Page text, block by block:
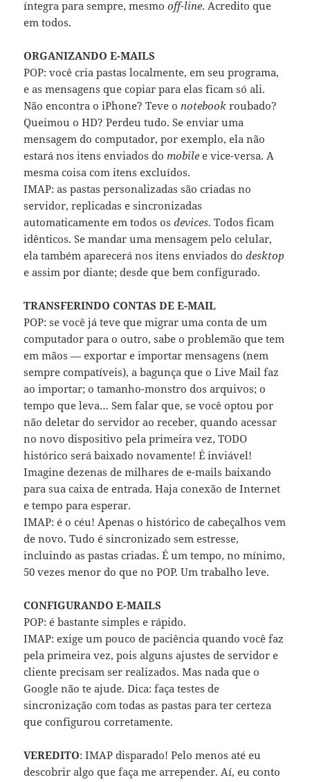
íntegra para sempre, mesmooff-line. Acredito que
em todos.
ORGANIZANDO E-MAILS
POP: você cria pastas localmente, em seu programa,
e as mensagens que copiar para elas ficam só ali.
Não encontra o iPhone? Teve onotebook roubado?
Queimou o HD? Perdeu tudo. Se enviar uma
mensagem do computador, por exemplo, ela não
estará nos itens enviados domobile e vice-versa. A
mesma coisa com itens excluídos.
IMAP: as pastas personalizadas são criadas no
servidor, replicadas e sincronizadas
automaticamente em todos osdevices. Todos ficam
idênticos. Se mandar uma mensagem pelo celular,
ela também aparecerá nos itens enviados dodesktop
e assim por diante; desde que bem configurado.
TRANSFERINDO CONTAS DE E-MAIL
POP: se você já teve que migrar uma conta de um
computador para o outro, sabe o problemão que tem
em mãos — exportar e importar mensagens (nem
sempre compatíveis), a bagunça que o Live Mail faz
ao importar; o tamanho-monstro dos arquivos; o
tempo que leva… Sem falar que, se você optou por
não deletar do servidor ao receber, quando acessar
no novo dispositivo pela primeira vez, TODO
histórico será baixado novamente! É inviável!
Imagine dezenas de milhares de e-mails baixando
para sua caixa de entrada. Haja conexão de Internet
e tempo para esperar.
IMAP: é o céu! Apenas o histórico de cabeçalhos vem
de novo. Tudo é sincronizado sem estresse,
incluindo as pastas criadas. É um tempo, no mínimo,
50 vezes menor do que no POP. Um trabalho leve.
CONFIGURANDO E-MAILS
POP: é bastante simples e rápido.
IMAP: exige um pouco de paciência quando você faz
pela primeira vez, pois alguns ajustes de servidor e
cliente precisam ser realizados. Mas nada que o
Google não te ajude. Dica: faça testes de
sincronização com todas as pastas para ter certeza
que configurou corretamente.
VEREDITO: IMAP disparado! Pelo menos até eu
descobrir algo que faça me arrepender. Aí, eu conto